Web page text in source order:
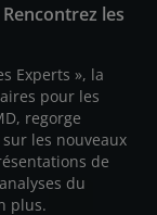
les
Experts », la
pour les
regorge
les nouveaux
de
du
plus.